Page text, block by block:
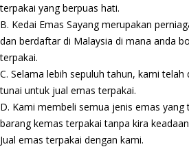
terpakai yang berpuas hati.
B. Kedai Emas Sayang merupakan
dan berdaftar di Malaysia di mana anda
terpakai.
C. Selama lebih sepuluh tahun, kami telah
tunai untuk jual emas terpakai.
D. Kami membeli semua jenis emas yang
barang kemas terpakai tanpa kira
Jual emas terpakai dengan kami.